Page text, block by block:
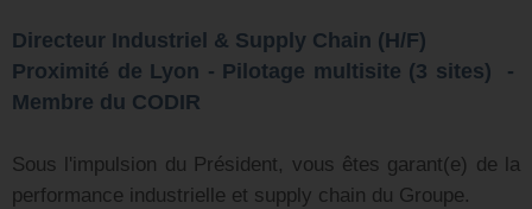
Directeur Industriel & Supply Chain (H/F)
Proximité de Lyon - Pilotage multisite (3 sites) -
Membre du CODIR
Sous l'impulsion du Président, vous êtes garant(e) de la
performance industrielle et supply chain du Groupe.